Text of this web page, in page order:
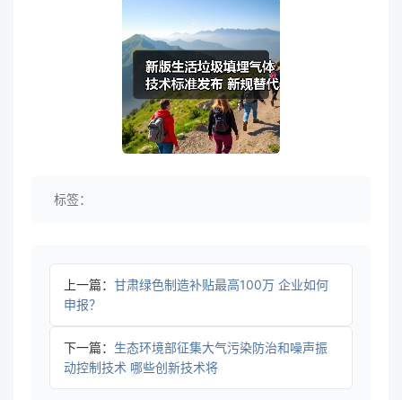
标签：
上一篇： 甘肃绿色制造补贴最高100万 企业如何
申报？
下一篇： 生态环境部征集大气污染防治和噪声振
动控制技术 哪些创新技术将